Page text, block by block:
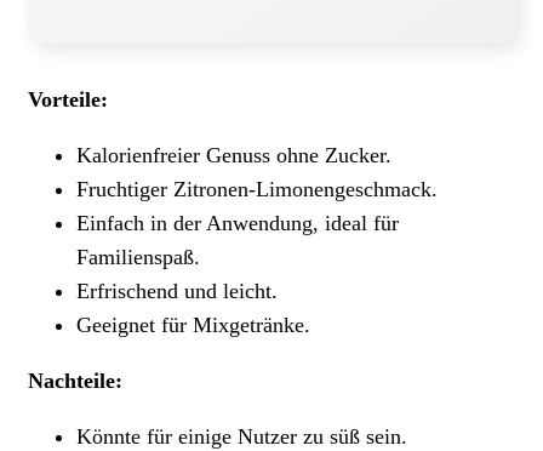
Vorteile:
Kalorienfreier Genuss ohne Zucker.
Fruchtiger Zitronen-Limonengeschmack.
Einfach in der Anwendung, ideal für
Familienspaß.
Erfrischend und leicht.
Geeignet für Mixgetränke.
Nachteile:
Könnte für einige Nutzer zu süß sein.